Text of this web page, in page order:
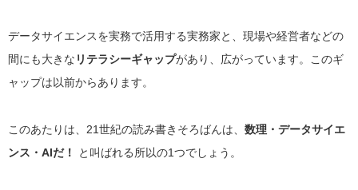
データサイエンスを実務で活用する実務家と、現場や経営者などの
間にも大きな リテラシーギャップがあり、広がっています。このギ
ャップは以前からあります。
このあたりは、21世紀の読み書きそろばんは、 数理・データサイエ
ンス・AIだ！
と叫ばれる所以の1つでしょう。